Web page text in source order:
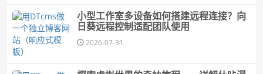
小型工作室多设备如何搭建远程连接？向
日葵远程控制适配团队使用
2026-07-31